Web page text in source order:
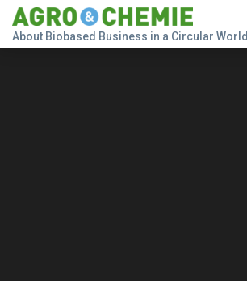
About Biobased Business in a Circular World